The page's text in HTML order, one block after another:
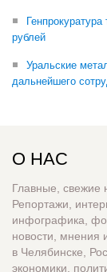
рублей
Уральские
дальнейшего
О НАС
Главные, свежие
Репортажи,
инфографика,
новости, мнения
в Челябинске,
экономики,